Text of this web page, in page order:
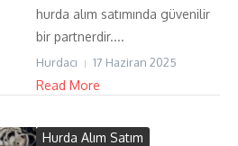
hurda alım satımında güvenilir
bir partnerdir....
Hurdacı 17 Haziran 2025
Read More
Hurda Alım Satım